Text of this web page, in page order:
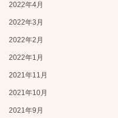
2022年4月
2022年3月
2022年2月
2022年1月
2021年11月
2021年10月
2021年9月